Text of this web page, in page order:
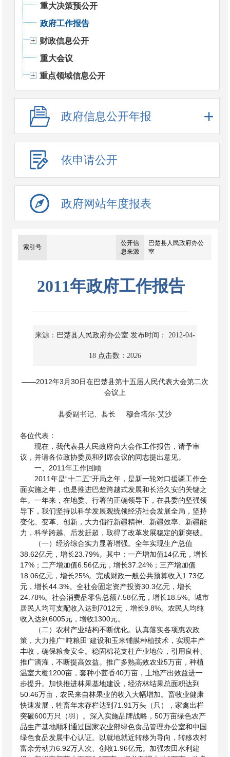
重大决策预公开
政府工作报告
财政信息公开
重大会议
重点领域信息公开
政府信息公开年报
依申请公开
政府网站年度报表
索引号
公开信
息来源
巴楚县人民政府办公
室
2011年政府工作报告
来源：巴楚县人民政府办公室 发布时间： 2012-04-
18 点击数： 2026
——2012年3月30日在巴楚县第十五届人民代表大会第二次
会议上
县委副书记、县长 穆合塔尔·艾沙
各位代表：
现在，我代表县人民政府向大会作工作报告，请予审
议，并请各位政协委员和列席会议的同志提出意见。
一、 2011年工作回顾
2011年是“十二五”开局之年，是新一轮对口援疆工作全
面实施之年，也是推进巴楚跨越式发展和长治久安的关键之
年。一年来，在地委、行署的正确领导下，在县委的坚强领
导下，我们坚持以科学发展观统领经济社会发展全局，坚持
变化、变革、创新，大力倡行新疆精神、新疆效率、新疆能
力，科学跨越、后发赶超，取得了改革发展稳定的新突破。
（一）经济综合实力显著增强。全年实现生产总值
38.62亿元，增长23.79%。其中：一产增加值14亿元，增长
17%；二产增加值6.56亿元，增长37.24%；三产增加值
18.06亿元，增长25%。完成财政一般公共预算收入1.73亿
元，增长44.3%。全社会固定资产投资30.3亿元，增长
24.78%。社会消费品零售总额7.58亿元，增长18.5%。城市
居民人均可支配收入达到7012元，增长9.8%。农民人均纯
收入达到6005元，增收1300元。
（二）农村产业结构不断优化。认真落实各项惠农政
策，大力推广“吨粮田”建设和玉米铺膜种植技术，实现丰产
丰收，确保粮食安全。稳固棉花支柱产业地位，引用良种、
推广滴灌，不断提高效益。推广多熟高效农业5万亩，种植
温室大棚1200亩，套种小茴香40万亩，土地产出效益进一
步提升。加快推进林果基地建设，经济林结果总面积达到
50.46万亩，农民来自林果业的收入大幅增加。畜牧业健康
快速发展，牲畜年末存栏达到71.91万头（只），家禽出栏
突破600万只（羽）。深入实施品牌战略，50万亩绿色农产
品生产基地顺利通过国家农业部绿色食品管理办公室和中国
绿色食品发展中心认证。以就地就近转移为导向，转移农村
富余劳动力6.92万人次、创收1.96亿元。加强农田水利建